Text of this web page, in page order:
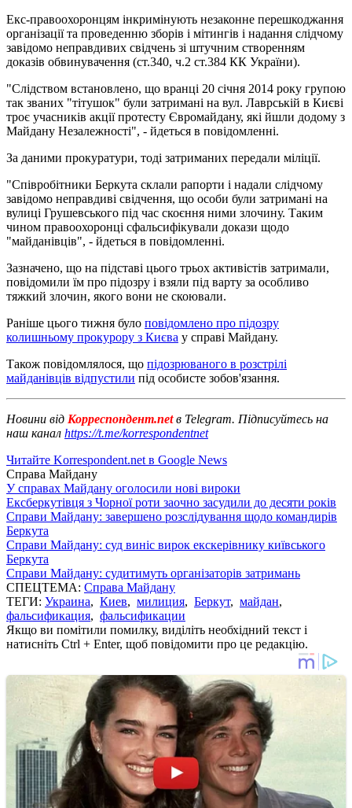
Екс-правоохоронцям інкримінують незаконне перешкоджання
організації та проведенню зборів і мітингів і надання слідчому
завідомо неправдивих свідчень зі штучним створенням
доказів обвинувачення (ст.340, ч.2 ст.384 КК України).
"Слідством встановлено, що вранці 20 січня 2014 року групою
так званих "тітушок" були затримані на вул. Лаврській в Києві
троє учасників акції протесту Євромайдану, які йшли додому з
Майдану Незалежності", - йдеться в повідомленні.
За даними прокуратури, тоді затриманих передали міліції.
"Співробітники Беркута склали рапорти і надали слідчому
завідомо неправдиві свідчення, що особи були затримані на
вулиці Грушевського під час скоєння ними злочину. Таким
чином правоохоронці сфальсифікували докази щодо
"майданівців", - йдеться в повідомленні.
Зазначено, що на підставі цього трьох активістів затримали,
повідомили їм про підозру і взяли під варту за особливо
тяжкий злочин, якого вони не скоювали.
Раніше цього тижня було повідомлено про підозру
колишньому прокурору з Києва у справі Майдану.
Також повідомлялося, що підозрюваного в розстрілі
майданівців відпустили під особисте зобов'язання.
Новини від Корреспондент.netв Telegram. Підписуйтесь на
наш канал https://t.me/korrespondentnet
Читайте Korrespondent.net в Google News
Справа Майдану
У справах Майдану оголосили нові вироки
Ексберкутівця з Чорної роти заочно засудили до десяти років
Справи Майдану: завершено розслідування щодо командирів
Беркута
Справи Майдану: суд виніс вирок екскерівнику київського
Беркута
Справи Майдану: судитимуть організаторів затримань
СПЕЦТЕМА: Справа Майдану
ТЕГИ: Украина, Киев, милиция, Беркут, майдан,
фальсификация, фальсификации
Якщо ви помітили помилку, виділіть необхідний текст і
натисніть Ctrl + Enter, щоб повідомити про це редакцію.